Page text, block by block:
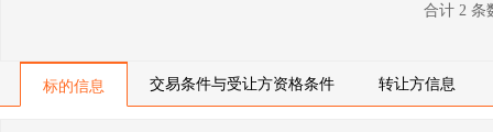
合计 2 条
标的信息 交易条件与受让方资格条件 转让方信息